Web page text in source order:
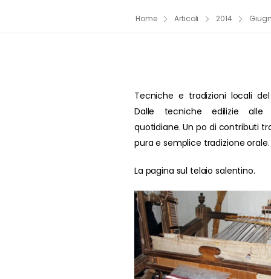
Home Articoli 2014
Tecniche e tradizioni locali
Dalle tecniche edilizie alle
quotidiane. Un po di contributi
pura e semplice tradizione orale.
La pagina sul telaio salentino.